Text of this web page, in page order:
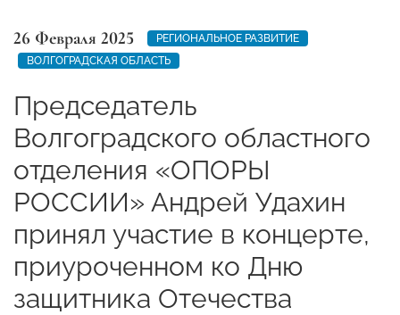
26 Февраля 2025
РЕГИОНАЛЬНОЕ РАЗВИТИЕ
ВОЛГОГРАДСКАЯ ОБЛАСТЬ
Председатель
Волгоградского областного
отделения «ОПОРЫ
РОССИИ» Андрей Удахин
принял участие в концерте,
приуроченном ко Дню
защитника Отечества